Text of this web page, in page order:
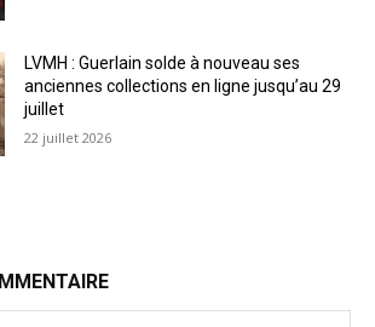
LVMH : Guerlain solde à nouveau ses
anciennes collections en ligne jusqu’au 29
juillet
22 juillet 2026